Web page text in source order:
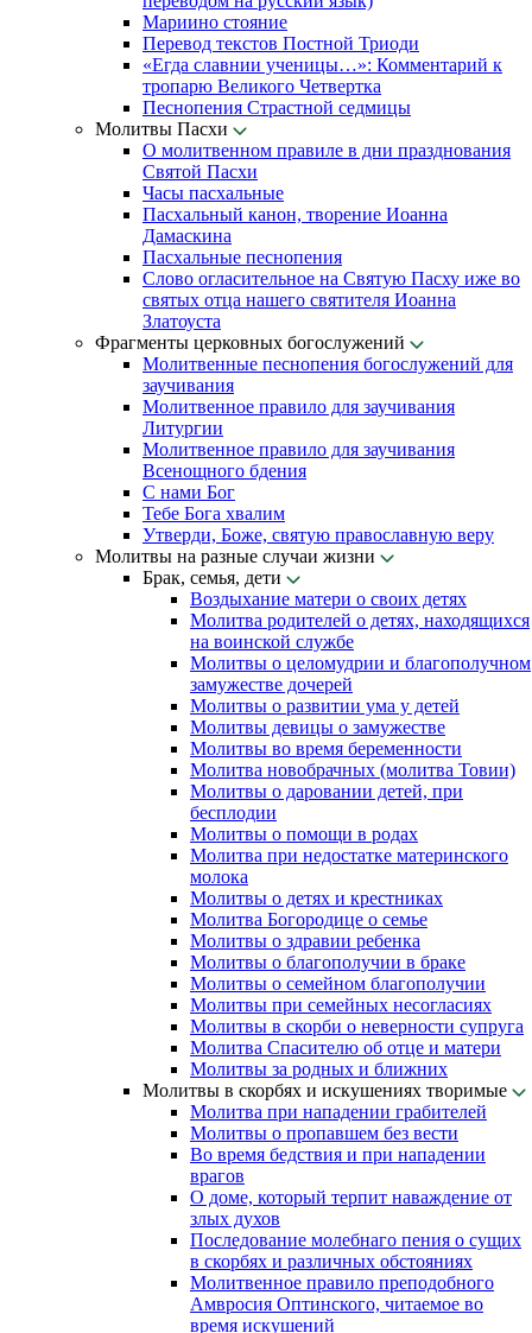
Мариино стояние
Перевод текстов Постной Триоди
«Егда славнии ученицы…»: Комментарий к
тропарю Великого Четвертка
Песнопения Страстной седмицы
Молитвы Пасхи
О молитвенном правиле в дни празднования
Святой Пасхи
Часы пасхальные
Пасхальный канон, творение Иоанна
Дамаскина
Пасхальные песнопения
Слово огласительное на Святую Пасху иже во
святых отца нашего святителя Иоанна
Златоуста
Фрагменты церковных богослужений
Молитвенные песнопения богослужений для
заучивания
Молитвенное правило для заучивания
Литургии
Молитвенное правило для заучивания
Всенощного бдения
С нами Бог
Тебе Бога хвалим
Утверди, Боже, святую православную веру
Молитвы на разные случаи жизни
Брак, семья, дети
Воздыхание матери о своих детях
Молитва родителей о детях, находящихся
на воинской службе
Молитвы о целомудрии и благополучном
замужестве дочерей
Молитвы о развитии ума у детей
Молитвы девицы о замужестве
Молитвы во время беременности
Молитва новобрачных (молитва Товии)
Молитвы о даровании детей, при
бесплодии
Молитвы о помощи в родах
Молитва при недостатке материнского
молока
Молитвы о детях и крестниках
Молитва Богородице о семье
Молитвы о здравии ребенка
Молитвы о благополучии в браке
Молитвы о семейном благополучии
Молитвы при семейных несогласиях
Молитвы в скорби о неверности супруга
Молитва Спасителю об отце и матери
Молитвы за родных и ближних
Молитвы в скорбях и искушениях творимые
Молитва при нападении грабителей
Молитвы о пропавшем без вести
Во время бедствия и при нападении
врагов
О доме, который терпит наваждение от
злых духов
Последование молебнаго пения о сущих
в скорбях и различных обстояниях
Молитвенное правило преподобного
Амвросия Оптинского, читаемое во
время искушений